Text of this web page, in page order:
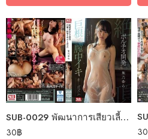
SUB-0029 พัฒนาการเสียวเลี้ยวหาของใหญ่
30฿ 30